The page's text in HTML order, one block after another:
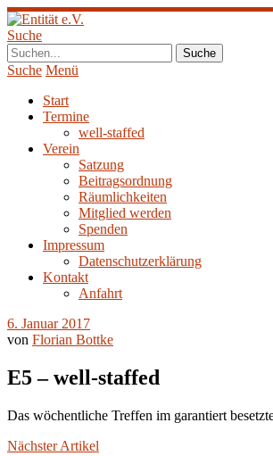
Suche
Suche Menü
Start
Termine
well-staffed
Verein
Satzung
Beitragsordnung
Räumlichkeiten
Mitglied werden
Spenden
Impressum
Datenschutzerklärung
Kontakt
Anfahrt
6. Januar 2017
von Florian Bottke
E5 – well-staffed
Das wöchentliche Treffen im garantiert
Nächster Artikel